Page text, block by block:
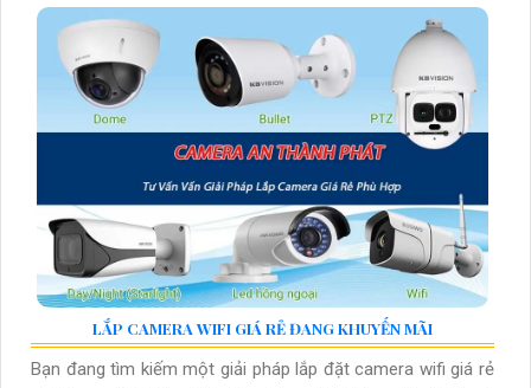
LẮP CAMERA WIFI GIÁ RẺ ĐANG KHUYẾN MÃI
Bạn đang tìm kiếm một giải pháp lắp đặt camera wifi giá rẻ